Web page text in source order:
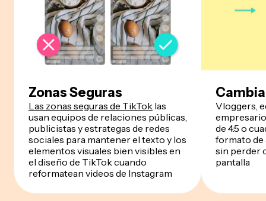
Zonas Seguras
Las zonas seguras de TikTok las
usan equipos de relaciones públicas,
publicistas y estrategas de redes
sociales para mantener el texto y los
elementos visuales bien visibles en
el diseño de TikTok cuando
reformatean videos de Instagram
Vloggers,
de 4:5 o
formato de
sin perder
pantalla